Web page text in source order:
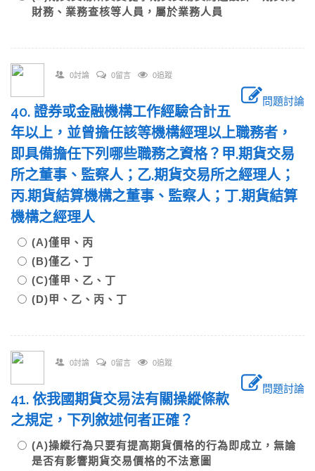
財務、業務查核等人員，屬於業務人員
0討論 0留言 0追蹤
問題討論
40. 證券或金融機構工作經驗合計五
年以上，並曾擔任該等機構經理以上職務者，
即具備擔任下列哪些職務之資格？甲.期貨交易
所之董事、監察人；乙.期貨交易所之經理人；
丙.期貨結算機構之董事、監察人；丁.期貨結算
機構之經理人
(A)僅甲、丙
(B)僅乙、丁
(C)僅甲、乙、丁
(D)甲、乙、丙、丁
0討論 0留言 0追蹤
問題討論
41. 依我國期貨交易法有關操縱條款
之規定，下列敘述何者正確？
(A)操縱行為只要有提高期貨價格的行為即成立，無論
是否有影響期貨交易價格的不法意圖